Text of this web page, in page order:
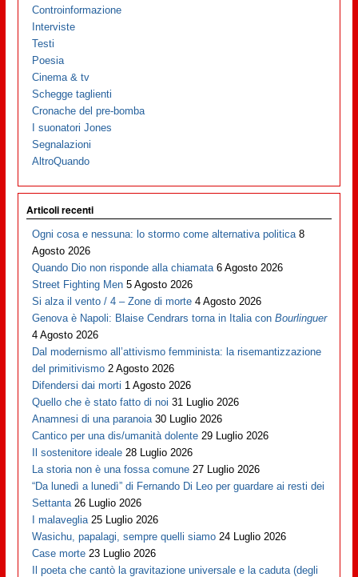
Controinformazione
Interviste
Testi
Poesia
Cinema & tv
Schegge taglienti
Cronache del pre-bomba
I suonatori Jones
Segnalazioni
AltroQuando
Articoli recenti
Ogni cosa e nessuna: lo stormo come alternativa politica 8
Agosto 2026
Quando Dio non risponde alla chiamata 6 Agosto 2026
Street Fighting Men 5 Agosto 2026
Si alza il vento / 4 – Zone di morte 4 Agosto 2026
Genova è Napoli: Blaise Cendrars torna in Italia conBourlinguer
4 Agosto 2026
Dal modernismo all’attivismo femminista: la risemantizzazione
del primitivismo 2 Agosto 2026
Difendersi dai morti 1 Agosto 2026
Quello che è stato fatto di noi 31 Luglio 2026
Anamnesi di una paranoia 30 Luglio 2026
Cantico per una dis/umanità dolente 29 Luglio 2026
Il sostenitore ideale 28 Luglio 2026
La storia non è una fossa comune 27 Luglio 2026
“Da lunedì a lunedì” di Fernando Di Leo per guardare ai resti dei
Settanta 26 Luglio 2026
I malaveglia 25 Luglio 2026
Wasichu, papalagi, sempre quelli siamo 24 Luglio 2026
Case morte 23 Luglio 2026
Il poeta che cantò la gravitazione universale e la caduta (degli